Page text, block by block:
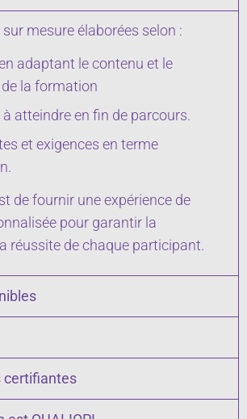
mesure élaborées selon :
adaptant le contenu et le
la formation
atteindre en fin de parcours.
et exigences en terme
de fournir une expérience de
pour garantir la
réussite de chaque participant.
certifiantes